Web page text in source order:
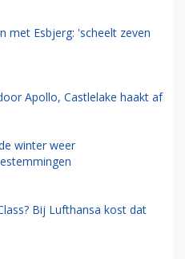
met Esbjerg: 'scheelt zeven
Apollo, Castlelake haakt af
winter weer
Bij Lufthansa kost dat